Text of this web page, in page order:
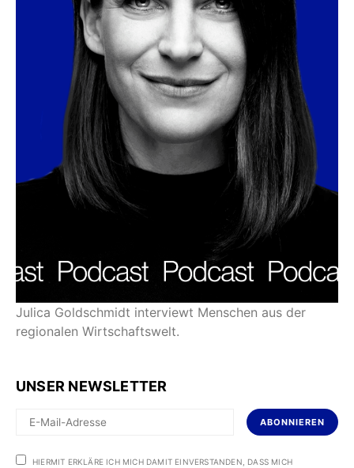
Julica Goldschmidt interviewt Menschen aus der
regionalen Wirtschaftswelt.
UNSER NEWSLETTER
ABONNIEREN
HIERMIT ERKLÄRE ICH MICH DAMIT EINVERSTANDEN, DASS MICH